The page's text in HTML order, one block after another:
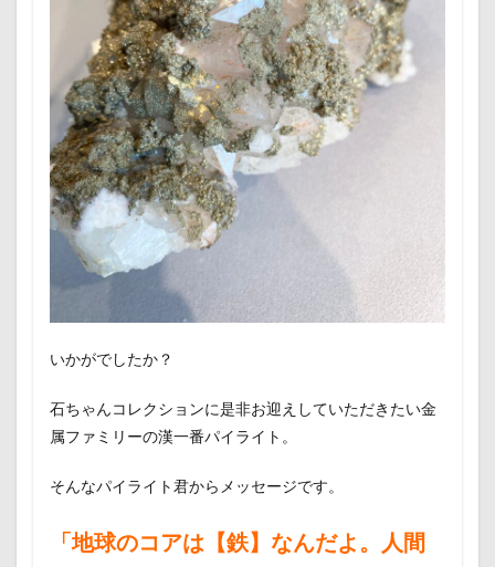
いかがでしたか？
石ちゃんコレクションに是非お迎えしていただきたい金
属ファミリーの漢一番パイライト。
そんなパイライト君からメッセージです。
「地球のコアは【鉄】なんだよ。人間